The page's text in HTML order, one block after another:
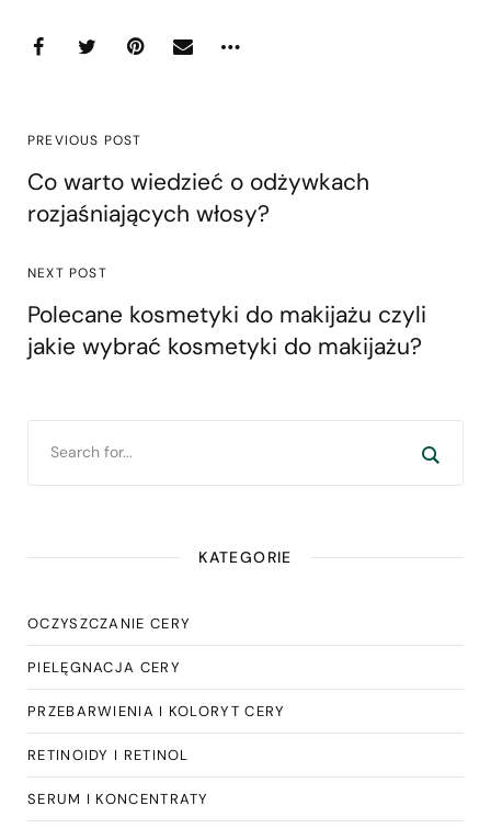
PREVIOUS POST
Co warto wiedzieć o odżywkach
rozjaśniających włosy?
NEXT POST
Polecane kosmetyki do makijażu czyli
jakie wybrać kosmetyki do makijażu?
KATEGORIE
OCZYSZCZANIE CERY
PIELĘGNACJA CERY
PRZEBARWIENIA I KOLORYT CERY
RETINOIDY I RETINOL
SERUM I KONCENTRATY